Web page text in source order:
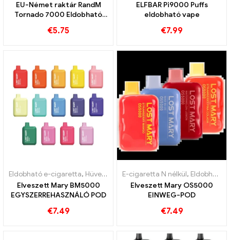
EU-Német raktár RandM
Tornado 7000 Eldobható
€5.75
ELFBAR Pi9000 Puffs
eldobható vape
€7.99
Eldobható e-cigaretta, Hüvely ,
Vámmentes áru
Elveszett Mary BM5000
EGYSZERREHASZNÁLÓ POD
€7.49
E-cigaretta N nélkül, Eldobható e-cigaretta
Elveszett Mary OS5000
EINWEG-POD
€7.49